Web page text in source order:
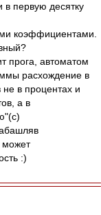
первую десятку
коэффициентами.
прога, автоматом
расхождение в
не в процентах и
а в
может
:)